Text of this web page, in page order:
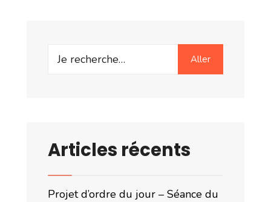
Search
Aller
Articles récents
Projet d’ordre du jour – Séance du